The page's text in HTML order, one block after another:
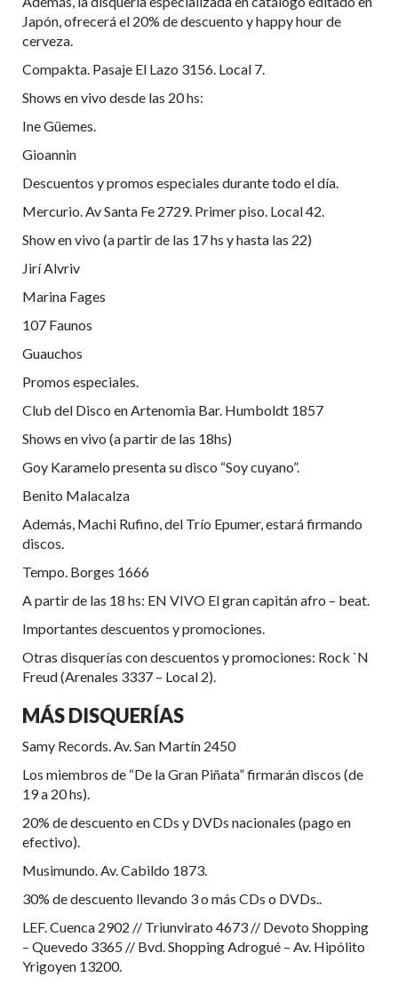
Japón, ofrecerá el 20% de descuento y happy hour de
cerveza.
Compakta. Pasaje El Lazo 3156. Local 7.
Shows en vivo desde las 20 hs:
Ine Güemes.
Gioannin
Descuentos y promos especiales durante todo el día.
Mercurio. Av Santa Fe 2729. Primer piso. Local 42.
Show en vivo (a partir de las 17 hs y hasta las 22)
Jirí Alvriv
Marina Fages
107 Faunos
Guauchos
Promos especiales.
Club del Disco en Artenomia Bar. Humboldt 1857
Shows en vivo (a partir de las 18hs)
Goy Karamelo presenta su disco “Soy cuyano”.
Benito Malacalza
Además, Machi Rufino, del Trío Epumer, estará firmando
discos.
Tempo. Borges 1666
A partir de las 18 hs: EN VIVO El gran capitán afro – beat.
Importantes descuentos y promociones.
Otras disquerías con descuentos y promociones: Rock `N
Freud (Arenales 3337 – Local 2).
MÁS DISQUERÍAS
Samy Records. Av. San Martín 2450
Los miembros de “De la Gran Piñata” firmarán discos (de
19 a 20 hs).
20% de descuento en CDs y DVDs nacionales (pago en
efectivo).
Musimundo. Av. Cabildo 1873.
30% de descuento llevando 3 o más CDs o DVDs..
LEF. Cuenca 2902 // Triunvirato 4673 // Devoto Shopping
– Quevedo 3365 // Bvd. Shopping Adrogué – Av. Hipólito
Yrigoyen 13200.